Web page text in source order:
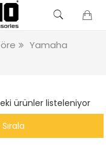
Yamaha
ürünler listeleniyor
Sırala